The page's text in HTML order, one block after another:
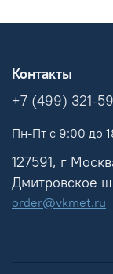
Контакты
+7 (499) 321-
Пн-Пт с 9:00 до
127591, г
Дмитровское
order@vkmet.ru